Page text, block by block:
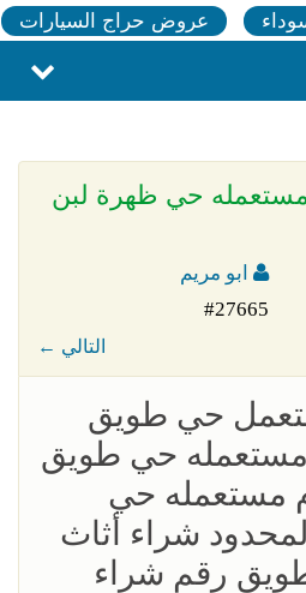
عروض حراج السيارات
حي ظهرة لبن
ابو مريم
#27665
← التالي
حي طويق
حي طويق
مستعمله حي
شراء أثاث
رقم شراء